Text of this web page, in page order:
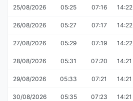
25/08/2026 05:25 07:16 14:22
26/08/2026 05:27 07:17 14:22
27/08/2026 05:29 07:19 14:22
28/08/2026 05:31 07:20 14:21
29/08/2026 05:33 07:21 14:21
30/08/2026 05:35 07:23 14:21